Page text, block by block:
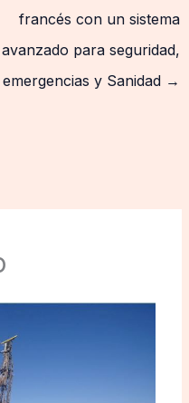
francés con un sistema
avanzado para seguridad,
emergencias y Sanidad →